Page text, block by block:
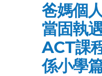
照顧者支援
公眾教育
專業知識
爸媽個
當固執
ACT課
係小學